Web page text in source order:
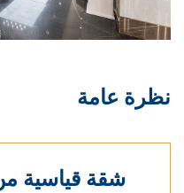
نظرة عامة
شقة قياسية